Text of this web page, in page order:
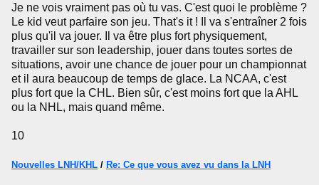
Je ne vois vraiment pas où tu vas. C'est quoi le problème ?
Le kid veut parfaire son jeu. That's it ! Il va s'entraîner 2 fois
plus qu'il va jouer. Il va être plus fort physiquement,
travailler sur son leadership, jouer dans toutes sortes de
situations, avoir une chance de jouer pour un championnat
et il aura beaucoup de temps de glace. La NCAA, c'est
plus fort que la CHL. Bien sûr, c'est moins fort que la AHL
ou la NHL, mais quand même.
10
Nouvelles LNH/KHL / Re: Ce que vous avez vu dans la LNH